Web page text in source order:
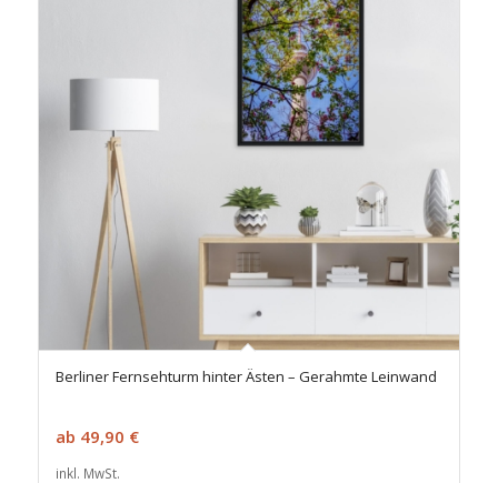
Berliner Fernsehturm hinter Ästen – Gerahmte Leinwand
ab 49,90 €
inkl. MwSt.